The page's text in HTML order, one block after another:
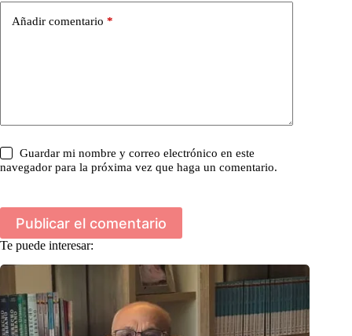
Añadir comentario *
Guardar mi nombre y correo electrónico en este
navegador para la próxima vez que haga un comentario.
Publicar el comentario
Te puede interesar: